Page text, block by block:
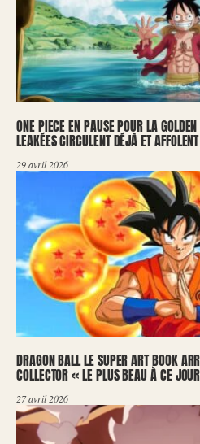
ONE PIECE EN PAUSE POUR LA
LEAKÉES CIRCULENT DÉJÀ ET
29 avril 2026
DRAGON BALL LE SUPER ART BOOK
COLLECTOR « LE PLUS BEAU À CE
27 avril 2026